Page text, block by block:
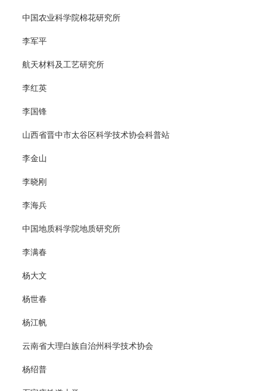
中国农业科学院棉花研究所
李军平
航天材料及工艺研究所
李红英
李国锋
山西省晋中市太谷区科学技术协会科普站
李金山
李晓刚
李海兵
中国地质科学院地质研究所
李满春
杨大文
杨世春
杨江帆
云南省大理白族自治州科学技术协会
杨绍普